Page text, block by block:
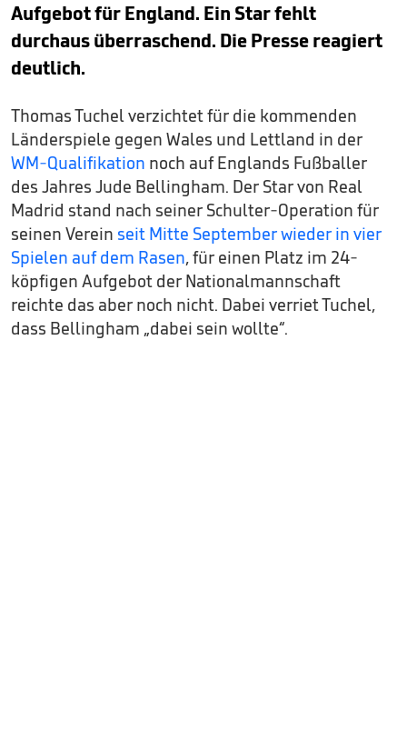
Aufgebot für England. Ein Star fehlt
durchaus überraschend. Die Presse reagiert
deutlich.
Thomas Tuchel verzichtet für die kommenden
Länderspiele gegen Wales und Lettland in der
WM-Qualifikation noch auf Englands Fußballer
des Jahres Jude Bellingham. Der Star von Real
Madrid stand nach seiner Schulter-Operation für
seinen Verein seit Mitte September wieder in vier
Spielen auf dem Rasen, für einen Platz im 24-
köpfigen Aufgebot der Nationalmannschaft
reichte das aber noch nicht. Dabei verriet Tuchel,
dass Bellingham „dabei sein wollte“.